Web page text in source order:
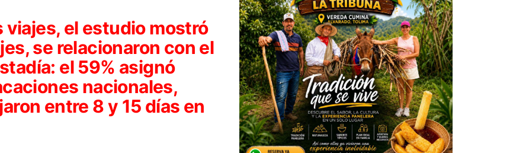
viajes, el estudio mostró
se relacionaron con el
el 59% asignó
nacionales,
entre 8 y 15 días en